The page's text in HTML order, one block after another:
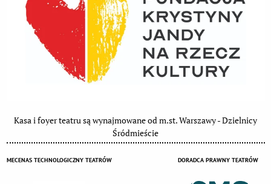
Kasa i foyer teatru są wynajmowane od m.st. Warszawy - Dzielnicy
Śródmieście
MECENAS TECHNOLOGICZNY TEATRÓW DORADCA PRAWNY TEATRÓW